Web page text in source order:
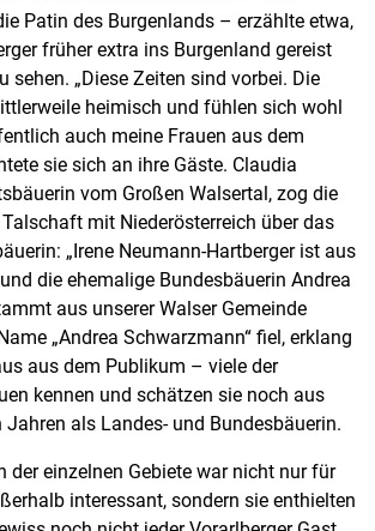
Patin des Burgenlands – erzählte etwa,
früher extra ins Burgenland gereist
sehen. „Diese Zeiten sind vorbei. Die
heimisch und fühlen sich wohl
auch meine Frauen aus dem
sie sich an ihre Gäste. Claudia
vom Großen Walsertal, zog die
mit Niederösterreich über das
„Irene Neumann-Hartberger ist aus
die ehemalige Bundesbäuerin Andrea
aus unserer Walser Gemeinde
„Andrea Schwarzmann“ fiel, erklang
aus dem Publikum – viele der
kennen und schätzen sie noch aus
Jahren als Landes- und Bundesbäuerin.
der einzelnen Gebiete war nicht nur für
interessant, sondern sie enthielten